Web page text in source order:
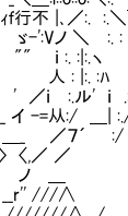
|､／:. :.＼
＼ :. :
:. :|:.ヽ
: |:. :ﾊ
ル' ｉ
＿|
´ :/
／
＿
///∧